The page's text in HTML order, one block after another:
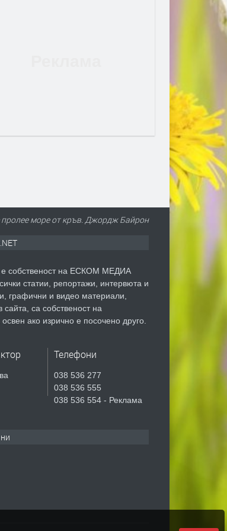
в Лайпциг
Сеута след трагедията:
виновен – Испания,
трафикантите?
пролее море от кръв. Джордж Байрон
е собственост на ЕСКОМ МЕДИА
статии, репортажи, интервюта и
графични и видео материали,
сайта, са собственост на
ако изрично е посочено друго.
Телефони
038 536 277
038 536 555
038 536 554 - Реклама